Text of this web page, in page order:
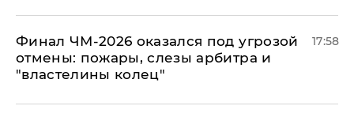
Финал ЧМ-2026 оказался под угрозой
отмены: пожары, слезы арбитра и
"властелины колец"
17:58